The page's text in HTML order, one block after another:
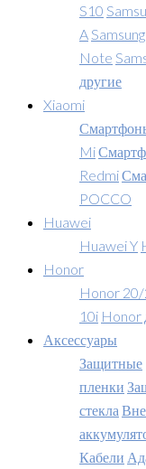
S10
A
Note
другие
Xiaomi
Mi
Redmi
POCCO
Huawei
Huawei Y
Honor
Honor
10i Honor
Аксессуары
Защитные
пленки
стекла
Кабели